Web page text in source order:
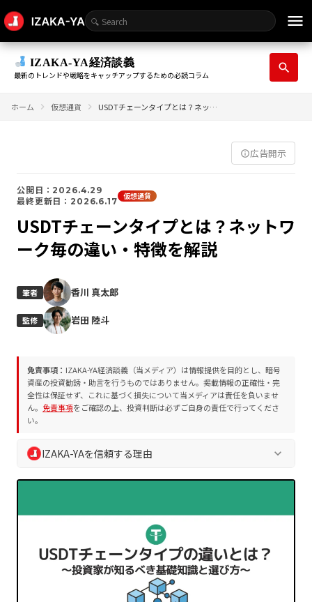
menu
IZAKA-YA経済談義
最新のトレンドや戦略をキャッチアップするための必読コラム
search
ホーム 仮想通貨 USDTチェーンタイプとは？ネットワーク毎の違い・特徴を解説
info_outline広告開示
公開日：2026.4.29
最終更新日：2026.6.17
仮想通貨
USDTチェーンタイプとは？ネットワ
ーク毎の違い・特徴を解説
筆者 香川 真太郎
監修 岩田 陸斗
免責事項： IZAKA-YA経済談義（当メディア）は情報提供を目的とし、暗号
資産の投資勧誘・助言を行うものではありません。掲載情報の正確性・完
全性は保証せず、これに基づく損失について当メディアは責任を負いませ
ん。 免責事項をご確認の上、投資判断は必ずご自身の責任で行ってくださ
い。
IZAKA-YAを信頼する理由 keyboard_arrow_down
業界10年以上の専門チームによる執筆・監修
プロジェクト評価方法に基づく客観的な分析
編集方針に沿った透明性の高い情報発信
読者の資産保護を最優先とした徹底的なリスク喚起